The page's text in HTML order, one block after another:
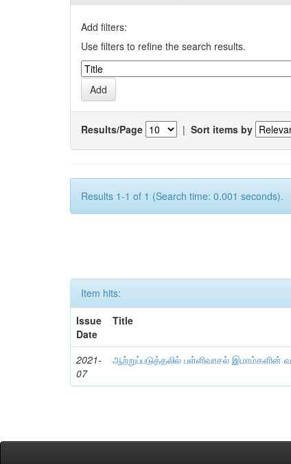
Add filters:
Use filters to refine the search results.
Results/Page | Sort items by
Results 1-1 of 1 (Search time: 0.001 seconds).
Item hits:
Issue
Date
Title
2021-
07
ஆற்றுப்படுத்தலில் பள்ளிவாசல் இமாம்களின்